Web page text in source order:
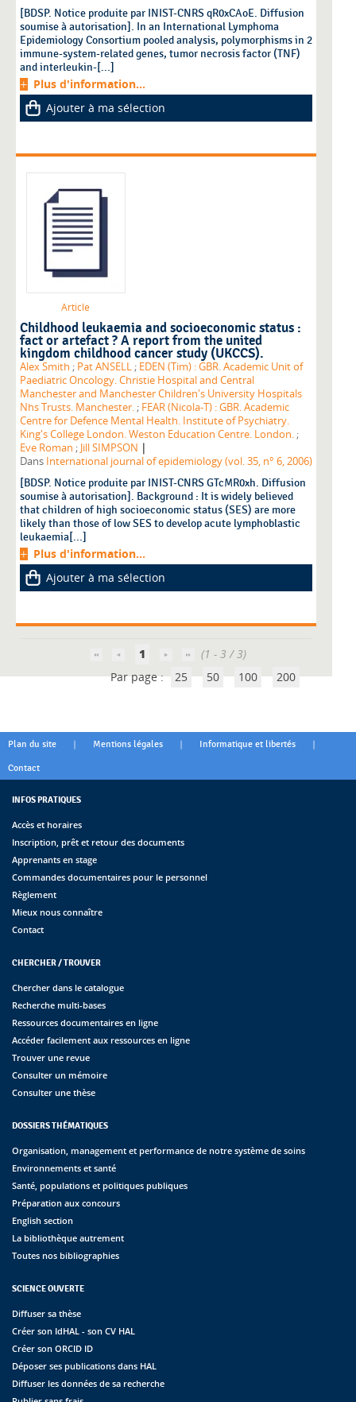
[BDSP. Notice produite par INIST-CNRS qR0xCAoE. Diffusion
soumise à autorisation]. In an International Lymphoma
Epidemiology Consortium pooled analysis, polymorphisms in 2
immune-system-related genes, tumor necrosis factor (TNF)
and interleukin-[...]
Plus d'information...
Ajouter à ma sélection
Article
Childhood leukaemia and socioeconomic status :
fact or artefact ? A report from the united
kingdom childhood cancer study (UKCCS).
Alex Smith ; Pat ANSELL ; EDEN (Tim) : GBR. Academic Unit of
Paediatric Oncology. Christie Hospital and Central
Manchester and Manchester Children's University Hospitals
Nhs Trusts. Manchester. ; FEAR (Nicola-T) : GBR. Academic
Centre for Defence Mental Health. Institute of Psychiatry.
King's College London. Weston Education Centre. London. ;
Eve Roman ; Jill SIMPSON |
Dans International journal of epidemiology (vol. 35, n° 6, 2006)
[BDSP. Notice produite par INIST-CNRS GTcMR0xh. Diffusion
soumise à autorisation]. Background : It is widely believed
that children of high socioeconomic status (SES) are more
likely than those of low SES to develop acute lymphoblastic
leukaemia[...]
Plus d'information...
Ajouter à ma sélection
1
(1 - 3 / 3)
Par page : 25 50 100 200
Plan du site | Mentions légales | Informatique et libertés |
Contact
INFOS PRATIQUES
Accès et horaires
Inscription, prêt et retour des documents
Apprenants en stage
Commandes documentaires pour le personnel
Règlement
Mieux nous connaître
Contact
CHERCHER / TROUVER
Chercher dans le catalogue
Recherche multi-bases
Ressources documentaires en ligne
Accéder facilement aux ressources en ligne
Trouver une revue
Consulter un mémoire
Consulter une thèse
DOSSIERS THÉMATIQUES
Organisation, management et performance de notre système de soins
Environnements et santé
Santé, populations et politiques publiques
Préparation aux concours
English section
La bibliothèque autrement
Toutes nos bibliographies
SCIENCE OUVERTE
Diffuser sa thèse
Créer son IdHAL - son CV HAL
Créer son ORCID ID
Déposer ses publications dans HAL
Diffuser les données de sa recherche